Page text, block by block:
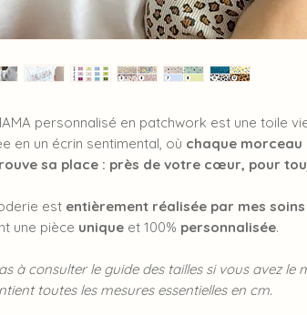
personnalisé en patchwork est une toile
en un écrin sentimental, où chaque morceau
sa place : près de votre cœur, pour
est entièrement réalisée par mes soins
une pièce unique et 100% personnalisée.
à consulter le guide des tailles si vous avez le
toutes les mesures essentielles en cm.